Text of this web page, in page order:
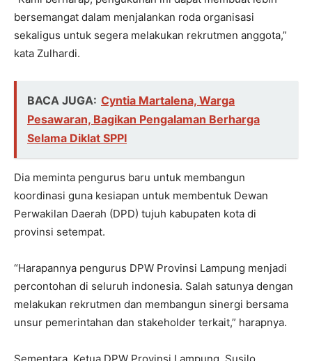
bersemangat dalam menjalankan roda organisasi
sekaligus untuk segera melakukan rekrutmen anggota,”
kata Zulhardi.
BACA JUGA: Cyntia Martalena, Warga
Pesawaran, Bagikan Pengalaman Berharga
Selama Diklat SPPI
Dia meminta pengurus baru untuk membangun
koordinasi guna kesiapan untuk membentuk Dewan
Perwakilan Daerah (DPD) tujuh kabupaten kota di
provinsi setempat.
“Harapannya pengurus DPW Provinsi Lampung menjadi
percontohan di seluruh indonesia. Salah satunya dengan
melakukan rekrutmen dan membangun sinergi bersama
unsur pemerintahan dan stakeholder terkait,” harapnya.